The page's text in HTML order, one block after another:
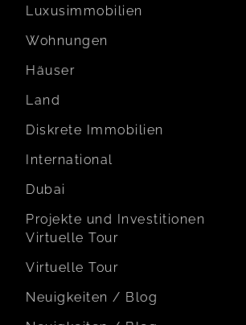
Luxusimmobilien
Wohnungen
Häuser
Land
Diskrete Immobilien
International
Dubai
Projekte und Investitionen
Virtuelle Tour
Virtuelle Tour
Neuigkeiten / Blog